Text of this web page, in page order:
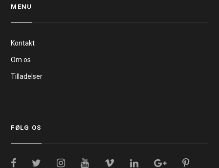
MENU
Kontakt
Om os
Tilladelser
FØLG OS